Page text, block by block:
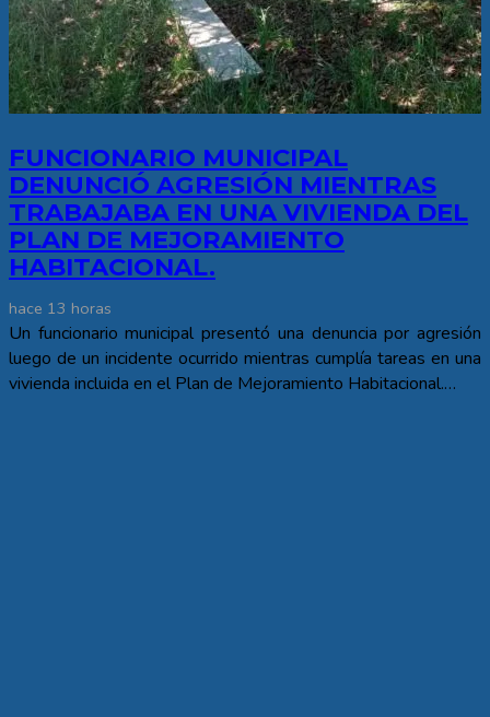
FUNCIONARIO MUNICIPAL
DENUNCIÓ AGRESIÓN MIENTRAS
TRABAJABA EN UNA VIVIENDA DEL
PLAN DE MEJORAMIENTO
HABITACIONAL.
hace 13 horas
Un funcionario municipal presentó una denuncia por agresión
luego de un incidente ocurrido mientras cumplía tareas en una
vivienda incluida en el Plan de Mejoramiento Habitacional.…